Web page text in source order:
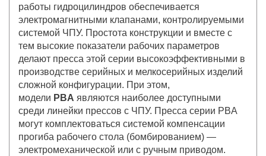
работы гидроцилиндров обеспечивается
электромагнитными клапанами, контролируемыми
системой ЧПУ. Простота конструкции и вместе с
тем высокие показатели рабочих параметров
делают пресса этой серии высокоэффективными в
производстве серийных и мелкосерийных изделий
сложной конфигурации. При этом,
модели PBA являются наиболее доступными
среди линейки прессов с ЧПУ. Пресса серии PBA
могут комплектоваться системой компенсации
прогиба рабочего стола (бомбированием) —
электромеханической или с ручным приводом.